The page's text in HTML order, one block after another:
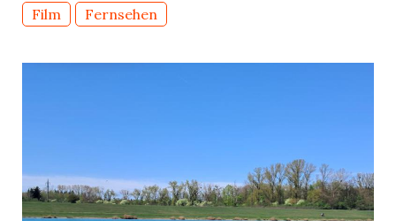
Film Fernsehen